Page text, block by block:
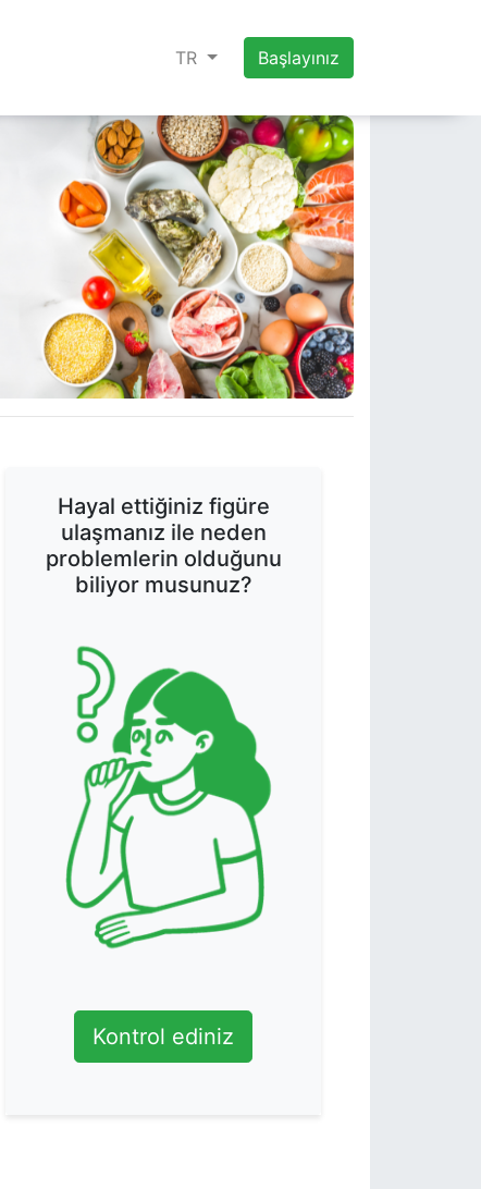
TR Başlayınız
Hayal ettiğiniz figüre
ulaşmanız ile neden
problemlerin olduğunu
biliyor musunuz?
Kontrol ediniz